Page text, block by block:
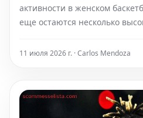
активности в женском
еще остаются несколько
команду. Эти талантливые
11 июля 2026 г. · Carlos Mendoza